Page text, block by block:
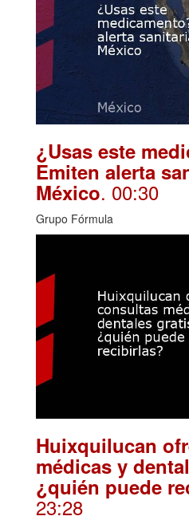
¿Usas este
Emiten alerta
México. 00:30
Grupo Fórmula
Huixquilucan
médicas y
¿quién puede
23:28